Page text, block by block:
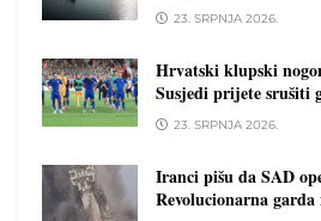
23. SRPNJA 2026.
Hrvatski klupski
Susjedi prijete srušiti
23. SRPNJA 2026.
Iranci pišu da SAD
Revolucionarna